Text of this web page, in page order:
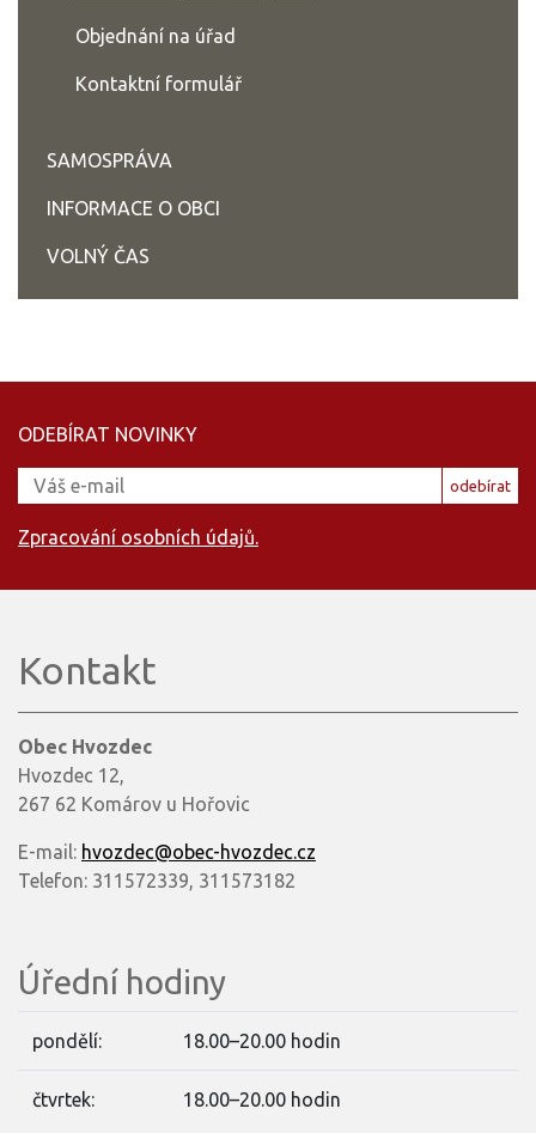
Objednání na úřad
Kontaktní formulář
SAMOSPRÁVA
INFORMACE O OBCI
VOLNÝ ČAS
ODEBÍRAT NOVINKY
odebírat
Zpracování osobních údajů.
Kontakt
Obec Hvozdec
Hvozdec 12,
267 62 Komárov u Hořovic
E-mail: hvozdec@obec-hvozdec.cz
Telefon: 311572339, 311573182
Úřední hodiny
pondělí: 18.00–20.00 hodin
čtvrtek: 18.00–20.00 hodin